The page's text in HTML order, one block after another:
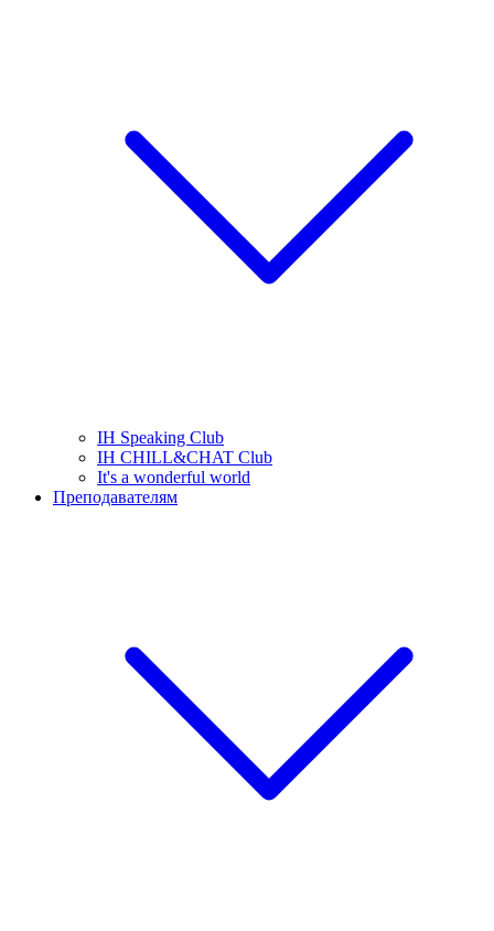
IH Speaking Club
IH CHILL&CHAT Club
It's a wonderful world
Преподавателям